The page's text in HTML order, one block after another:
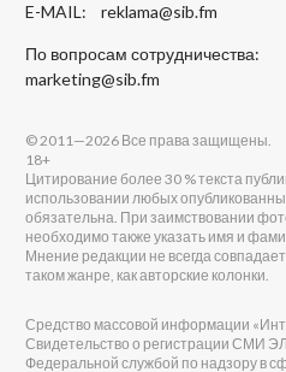
E-MAIL: reklama@sib.fm
По вопросам сотрудничества:
marketing@sib.fm
© 2011—2026 Все права защищены.
18+
Цитирование более 30 % текста
использовании любых
обязательна. При заимствовании
необходимо также указать имя и
Мнение редакции не всегда
таком жанре, как авторские колонки.
Средство массовой информации
Свидетельство о регистрации СМИ
Федеральной службой по надзору в